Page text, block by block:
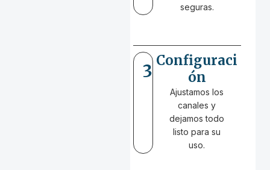
seguras.
3 Configuraci
ón
Ajustamos los
canales y
dejamos todo
listo para su
uso.